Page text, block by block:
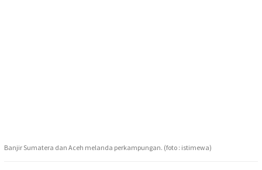
Banjir Sumatera dan Aceh melanda perkampungan. (foto : istimewa)